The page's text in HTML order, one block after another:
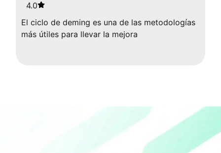
4.0
El ciclo de deming es una de las metodologías
más útiles para llevar la mejora